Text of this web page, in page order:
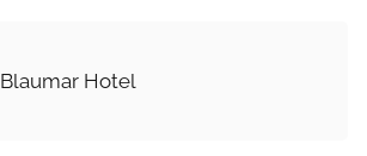
Blaumar Hotel